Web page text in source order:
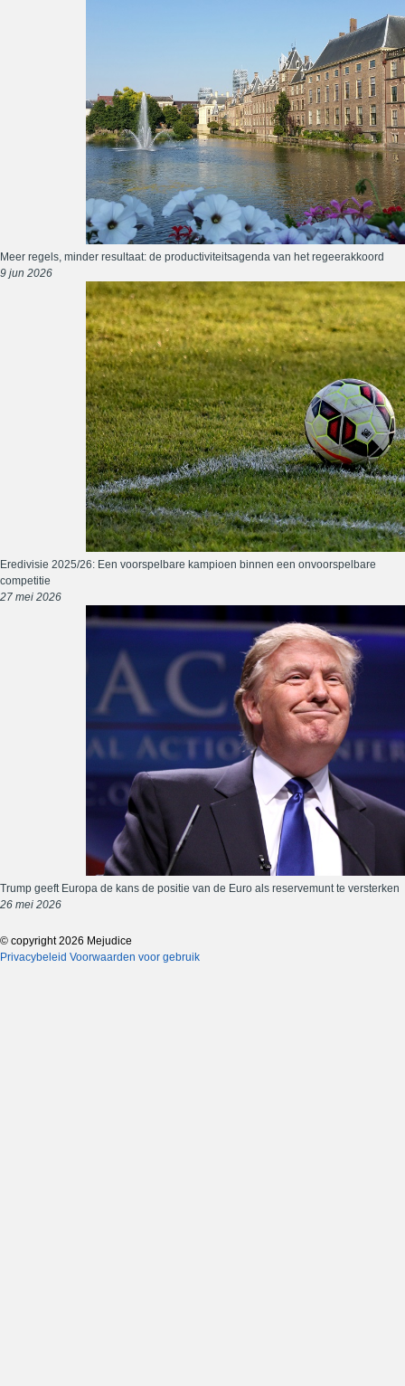
Meer regels, minder resultaat: de productiviteitsagenda van het regeerakkoord
9 jun 2026
Eredivisie 2025/26: Een voorspelbare kampioen binnen een onvoorspelbare
competitie
27 mei 2026
Trump geeft Europa de kans de positie van de Euro als reservemunt te versterken
26 mei 2026
© copyright 2026 Mejudice
Privacybeleid Voorwaarden voor gebruik